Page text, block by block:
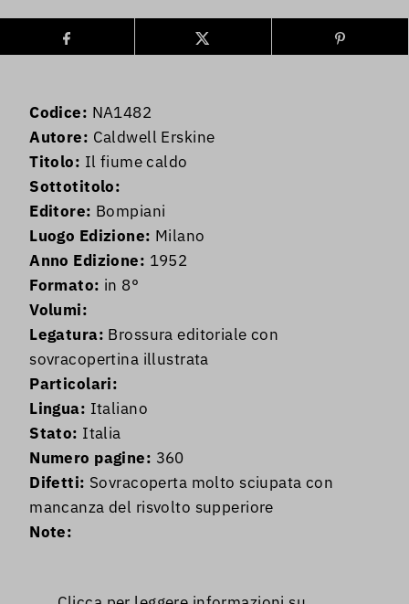
Codice: NA1482
Autore: Caldwell Erskine
Titolo: Il fiume caldo
Sottotitolo:
Editore: Bompiani
Luogo Edizione: Milano
Anno Edizione: 1952
Formato: in 8°
Volumi:
Legatura: Brossura editoriale con
sovracopertina illustrata
Particolari:
Lingua: Italiano
Stato: Italia
Numero pagine: 360
Difetti: Sovracoperta molto sciupata con
mancanza del risvolto supperiore
Note: